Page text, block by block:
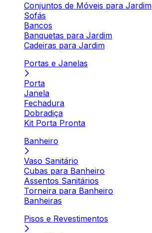
Conjuntos de Móveis para Jardim
Sofás
Bancos
Banquetas para Jardim
Cadeiras para Jardim
Portas e Janelas
Porta
Janela
Fechadura
Dobradiça
Kit Porta Pronta
Banheiro
Vaso Sanitário
Cubas para Banheiro
Assentos Sanitários
Torneira para Banheiro
Banheiras
Pisos e Revestimentos